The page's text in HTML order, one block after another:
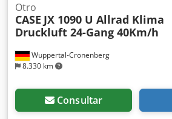
Wuppertal-Cronenberg
8.330 km
Otro
CASE JX 1090 U Allrad Klima
Druckluft 24-Gang 40Km/h
Consultar